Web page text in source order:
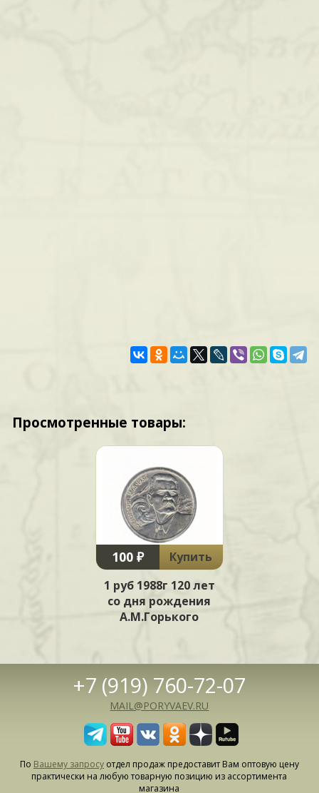
Просмотренные товары:
100 ₽
Купить
1 руб 1988г 120 лет
со дня рождения
А.М.Горького
+7 (919) 760-72-07
MAIL@PORYVAEV.RU
По Вашему запросуотдел продаж предоставит Вам оптовую цену
практически на любую товарную позицию из ассортимента
магазина